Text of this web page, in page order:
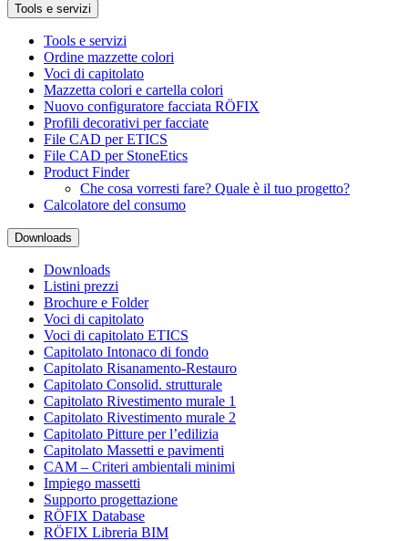
Tools e servizi
Tools e servizi
Ordine mazzette colori
Voci di capitolato
Mazzetta colori e cartella colori
Nuovo configuratore facciata RÖFIX
Profili decorativi per facciate
File CAD per ETICS
File CAD per StoneEtics
Product Finder
Che cosa vorresti fare? Quale è il tuo progetto?
Calcolatore del consumo
Downloads
Downloads
Listini prezzi
Brochure e Folder
Voci di capitolato
Voci di capitolato ETICS
Capitolato Intonaco di fondo
Capitolato Risanamento-Restauro
Capitolato Consolid. strutturale
Capitolato Rivestimento murale 1
Capitolato Rivestimento murale 2
Capitolato Pitture per l’edilizia
Capitolato Massetti e pavimenti
CAM – Criteri ambientali minimi
Impiego massetti
Supporto progettazione
RÖFIX Database
RÖFIX Libreria BIM